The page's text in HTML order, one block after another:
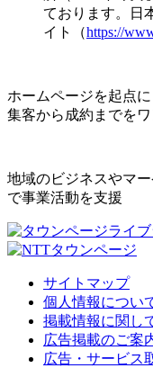
ております。日
イト（https://
ホームページを起点に
集客から成約までを
地域のビジネスやマ
で事業活動を支援
サイトマップ
個人情報につい
掲載情報に関し
広告掲載のご案
広告・サービス